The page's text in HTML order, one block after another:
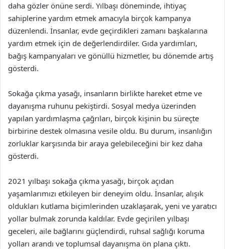
daha gözler önüne serdi. Yılbaşı döneminde, ihtiyaç
sahiplerine yardım etmek amacıyla birçok kampanya
düzenlendi. İnsanlar, evde geçirdikleri zamanı başkalarına
yardım etmek için de değerlendirdiler. Gıda yardımları,
bağış kampanyaları ve gönüllü hizmetler, bu dönemde artış
gösterdi.
Sokağa çıkma yasağı, insanların birlikte hareket etme ve
dayanışma ruhunu pekiştirdi. Sosyal medya üzerinden
yapılan yardımlaşma çağrıları, birçok kişinin bu süreçte
birbirine destek olmasına vesile oldu. Bu durum, insanlığın
zorluklar karşısında bir araya gelebileceğini bir kez daha
gösterdi.
2021 yılbaşı sokağa çıkma yasağı, birçok açıdan
yaşamlarımızı etkileyen bir deneyim oldu. İnsanlar, alışık
oldukları kutlama biçimlerinden uzaklaşarak, yeni ve yaratıcı
yollar bulmak zorunda kaldılar. Evde geçirilen yılbaşı
geceleri, aile bağlarını güçlendirdi, ruhsal sağlığı koruma
yolları arandı ve toplumsal dayanışma ön plana çıktı.